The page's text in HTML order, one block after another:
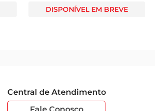
DISPONÍVEL EM BREVE
Central de Atendimento
Fale Conosco